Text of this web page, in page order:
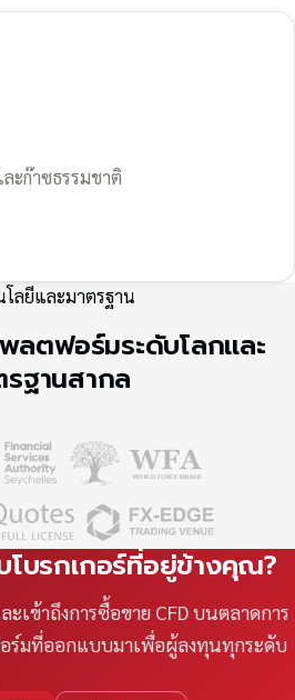
ะก๊าซธรรมชาติ
โลยีและมาตรฐาน
ลตฟอร์มระดับโลกและ
รฐานสากล
โบรกเกอร์ที่อยู่ข้างคุณ?
ข้าถึงการซื้อขาย CFD บนตลาดการ
ร์มที่ออกแบบมาเพื่อผู้ลงทุนทุกระดับ